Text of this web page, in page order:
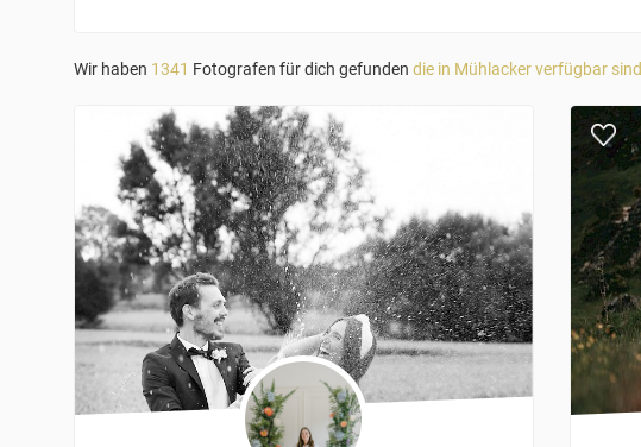
Wir haben 1341 Fotografen für dich gefunden die in Mühlacker verfügbar sind